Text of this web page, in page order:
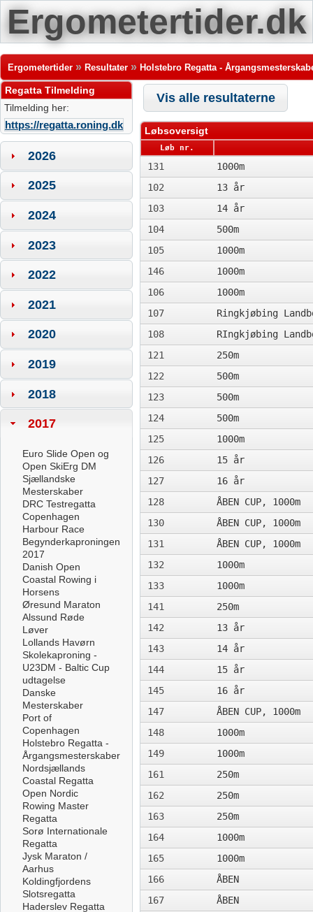
Ergometertider.dk
Ergometertider » Resultater » Holstebro Regatta -
Regatta Tilmelding
Tilmelding her:
https://regatta.roning.dk
2026
2025
2024
2023
2022
2021
2020
2019
2018
2017
Euro Slide Open og
Open SkiErg DM
Sjællandske
Mesterskaber
DRC Testregatta
Copenhagen
Harbour Race
Begynderkaproningen
2017
Danish Open
Coastal Rowing i
Horsens
Øresund Maraton
Alssund Røde
Løver
Lollands Havørn
Skolekaproning -
U23DM - Baltic Cup
udtagelse
Danske
Mesterskaber
Port of
Copenhagen
Holstebro Regatta -
Årgangsmesterskaber
Nordsjællands
Coastal Regatta
Open Nordic
Rowing Master
Regatta
Sorø Internationale
Regatta
Jysk Maraton /
Aarhus
Koldingfjordens
Slotsregatta
Haderslev Regatta
Vis alle resultaterne
Løbsoversigt
Løb nr.
131
1000m
102
13 år
103
14 år
104
500m
105
1000m
146
1000m
106
1000m
107
Ringkjøbing
108
RIngkjøbing
121
250m
122
500m
123
500m
124
500m
125
1000m
126
15 år
127
16 år
128
ÅBEN CUP, 1000m
130
ÅBEN CUP, 1000m
131
ÅBEN CUP, 1000m
132
1000m
133
1000m
141
250m
142
13 år
143
14 år
144
15 år
145
16 år
147
ÅBEN CUP, 1000m
148
1000m
149
1000m
161
250m
162
250m
163
250m
164
1000m
165
1000m
166
ÅBEN
167
ÅBEN